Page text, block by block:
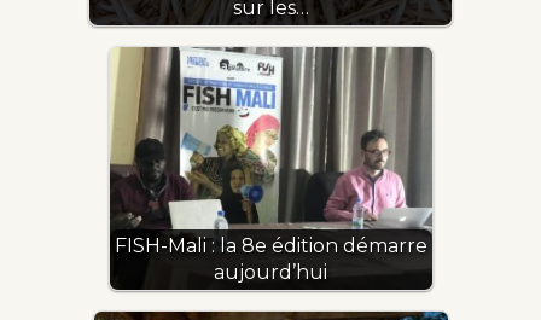
sur les…
FISH-Mali : la 8e édition démarre
aujourd’hui